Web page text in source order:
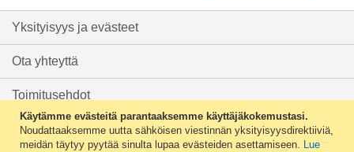
Käytämme evästeitä parantaaksemme käyttäjäkokemustasi.
Noudattaaksemme uutta sähköisen viestinnän yksityisyysdirektiiviä,
meidän täytyy pyytää sinulta lupaa evästeiden asettamiseen. Lue
Yksityisyys ja evästeet
Ota yhteyttä
Toimitusehdot
Tilaushistoria